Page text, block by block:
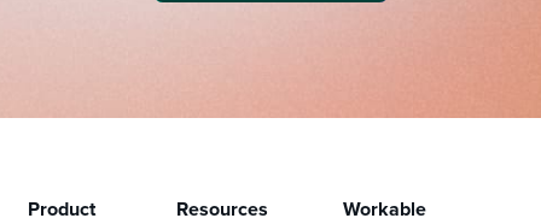
Product Resources Workable